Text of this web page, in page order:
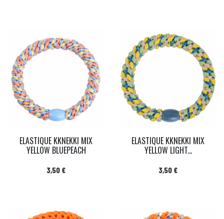
ELASTIQUE KKNEKKI MIX
YELLOW BLUEPEACH
Prix
3,50 €
ELASTIQUE KKNEKKI MIX
YELLOW LIGHT...
Prix
3,50 €